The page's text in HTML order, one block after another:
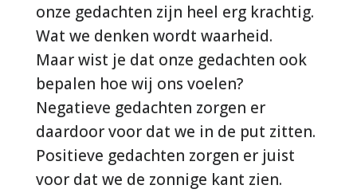
onze gedachten zijn heel erg krachtig.
Wat we denken wordt waarheid.
Maar wist je dat onze gedachten ook
bepalen hoe wij ons voelen?
Negatieve gedachten zorgen er
daardoor voor dat we in de put zitten.
Positieve gedachten zorgen er juist
voor dat we de zonnige kant zien.